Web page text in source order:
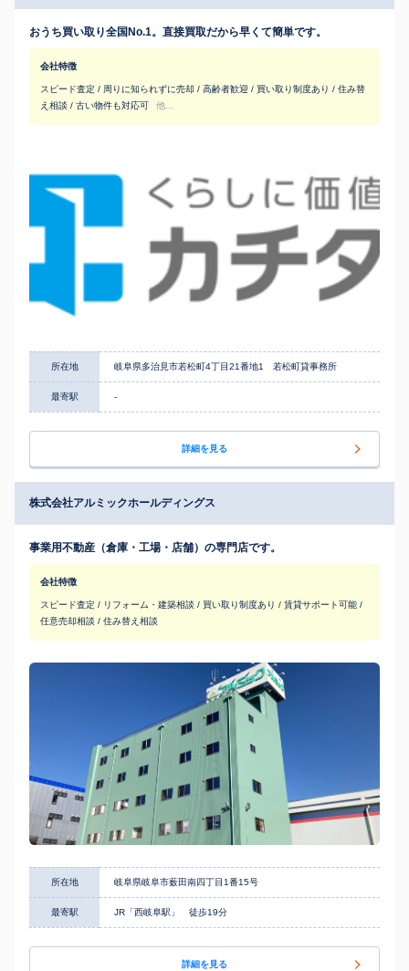
おうち買い取り全国No.1。直接買取だから早くて簡単です。
会社特徴
スピード査定 / 周りに知られずに売却 / 高齢者歓迎 / 買い取り制度あり / 住み替
え相談 / 古い物件も対応可
他...
所在地 岐阜県多治見市若松町4丁目21番地1 若松町貸事務所
最寄駅 -
詳細を見る
株式会社アルミックホールディングス
事業用不動産（倉庫・工場・店舗）の専門店です。
会社特徴
スピード査定 / リフォーム・建築相談 / 買い取り制度あり / 賃貸サポート可能 /
任意売却相談 / 住み替え相談
所在地 岐阜県岐阜市薮田南四丁目1番15号
最寄駅 JR「西岐阜駅」 徒歩19分
詳細を見る